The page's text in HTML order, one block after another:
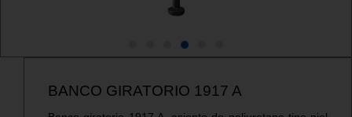
BANCO GIRATORIO 1917 A